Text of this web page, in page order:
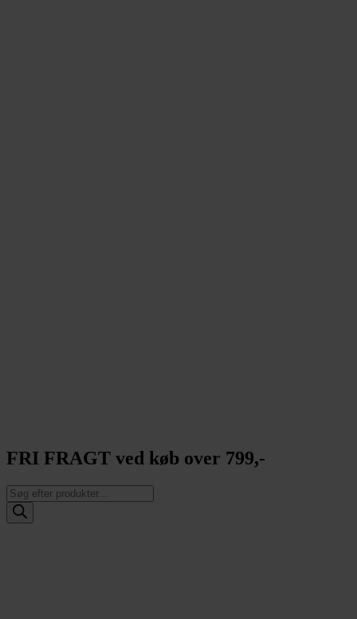
FRI FRAGT ved køb over 799,-
Products
search